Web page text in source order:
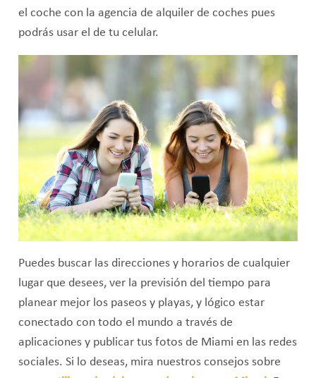
el coche con la agencia de alquiler de coches pues
podrás usar el de tu celular.
Puedes buscar las direcciones y horarios de cualquier
lugar que desees, ver la previsión del tiempo para
planear mejor los paseos y playas, y lógico estar
conectado con todo el mundo a través de
aplicaciones y publicar tus fotos de Miami en las redes
sociales. Si lo deseas, mira nuestros consejos sobre